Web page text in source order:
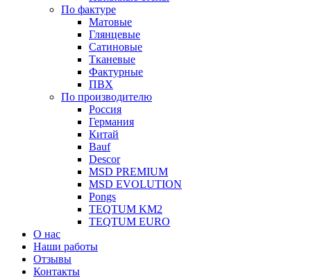
По фактуре
Матовые
Глянцевые
Сатиновые
Тканевые
Фактурные
ПВХ
По производителю
Россия
Германия
Китай
Вauf
Descor
MSD PREMIUM
MSD EVOLUTION
Pongs
TEQTUM KM2
TEQTUM EURO
О нас
Наши работы
Отзывы
Контакты